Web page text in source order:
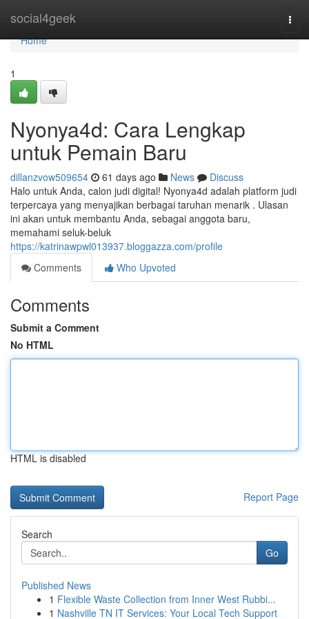
social4geek
Home
Home
1
Nyonya4d: Cara Lengkap
untuk Pemain Baru
dillanzvow509654 61 days ago News
Discuss
Halo untuk Anda, calon judi digital! Nyonya4d adalah platform judi
terpercaya yang menyajikan berbagai taruhan menarik . Ulasan
ini akan untuk membantu Anda, sebagai anggota baru,
memahami seluk-beluk
https://katrinawpwl013937.bloggazza.com/profile
Comments
Who Upvoted
Comments
Submit a Comment
No HTML
HTML is disabled
Report Page
Search
Go
Published News
1 Flexible Waste Collection from Inner West Rubbi...
1 Nashville TN IT Services: Your Local Tech Support